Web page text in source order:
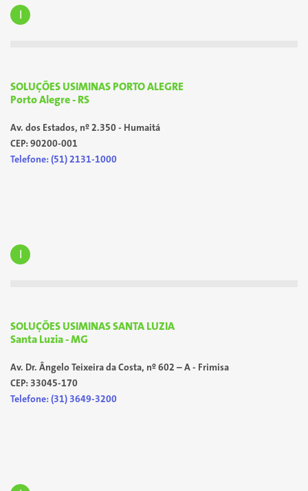
SOLUÇÕES USIMINAS PORTO ALEGRE
Porto Alegre - RS
Av. dos Estados, nº 2.350 - Humaitá
CEP: 90200-001
Telefone: (51) 2131-1000
SOLUÇÕES USIMINAS SANTA LUZIA
Santa Luzia - MG
Av. Dr. Ângelo Teixeira da Costa, nº 602 – A - Frimisa
CEP: 33045-170
Telefone: (31) 3649-3200